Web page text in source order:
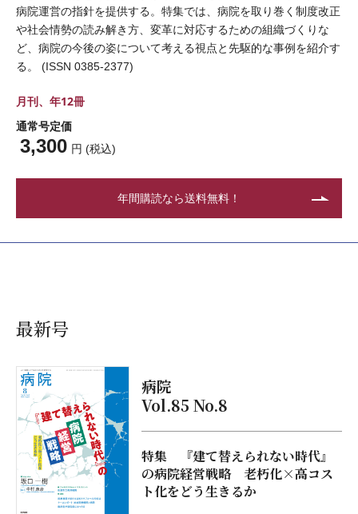
病院運営の指針を提供する。特集では、病院を取り巻く制度改正
や社会情勢の読み解き方、変革に対応するための組織づくりな
ど、病院の今後の姿について考える視点と先駆的な事例を紹介す
る。 (ISSN 0385-2377)
月刊、年12冊
通常号定価
3,300 円 (税込)
年間購読なら送料無料！
最新号
病院
Vol.85 No.8
特集 『建て替えられない時代』
の病院経営戦略 老朽化×高コス
ト化をどう生きるか